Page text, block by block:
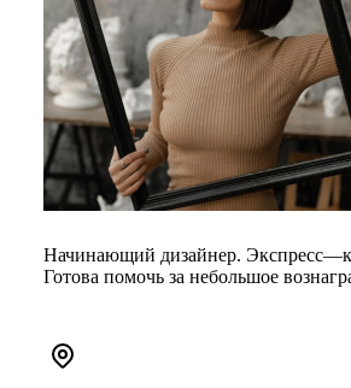
Начинающий дизайнер.
Готова помочь за небольшое